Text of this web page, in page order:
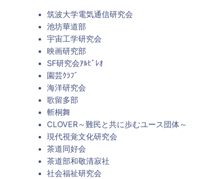
筑波大学電気通信研究会
池坊華道部
宇宙工学研究会
映画研究部
SF研究会ｱﾙﾋﾞﾚｵ
園芸ｸﾗﾌﾞ
海洋研究会
歌留多部
斬桐舞
CLOVER～難民と共に歩むユース団体～
現代視覚文化研究会
茶道同好会
茶道部和敬清寂社
社会福祉研究会